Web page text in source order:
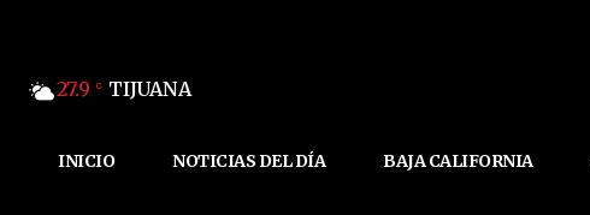
27.9 C TIJUANA
INICIO NOTICIAS DEL DÍA BAJA CALIFORNIA